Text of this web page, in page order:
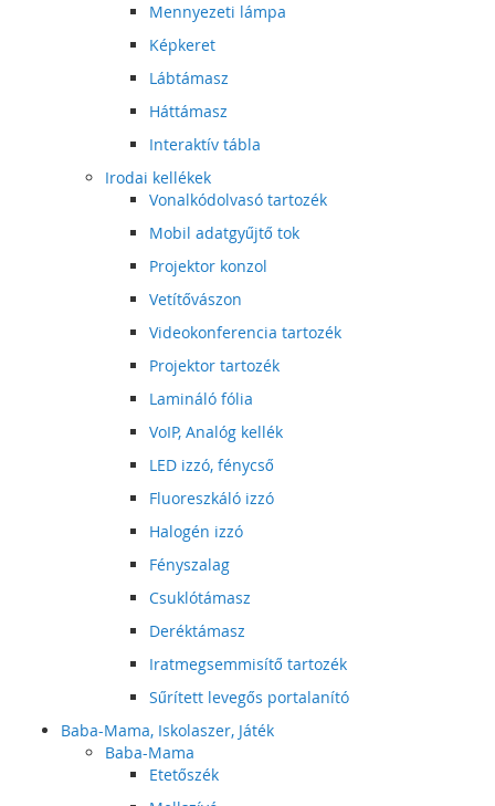
Mennyezeti lámpa
Képkeret
Lábtámasz
Háttámasz
Interaktív tábla
Irodai kellékek
Vonalkódolvasó tartozék
Mobil adatgyűjtő tok
Projektor konzol
Vetítővászon
Videokonferencia tartozék
Projektor tartozék
Lamináló fólia
VoIP, Analóg kellék
LED izzó, fénycső
Fluoreszkáló izzó
Halogén izzó
Fényszalag
Csuklótámasz
Deréktámasz
Iratmegsemmisítő tartozék
Sűrített levegős portalanító
Baba-Mama, Iskolaszer, Játék
Baba-Mama
Etetőszék